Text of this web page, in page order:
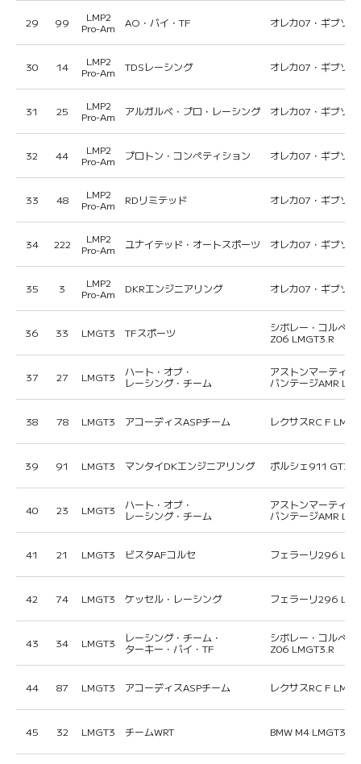
29 99
LMP2
Pro-Am
AO・バイ・TF オレカ07・ギブソン
30 14
LMP2
Pro-Am
TDSレーシング オレカ07・ギブソン
31 25
LMP2
Pro-Am
アルガルベ・プロ・レーシング オレカ07・ギブソン
32 44
LMP2
Pro-Am
プロトン・コンペティション オレカ07・ギブソン
33 48
LMP2
Pro-Am
RDリミテッド オレカ07・ギブソン
34 222
LMP2
Pro-Am
ユナイテッド・オートスポーツ オレカ07・ギブソン
35 3
LMP2
Pro-Am
DKRエンジニアリング オレカ07・ギブソン
36 33 LMGT3 TFスポーツ
シボレー・コルベッ
Z06 LMGT3.R
37 27 LMGT3
ハート・オブ・
レーシング・チーム
アストンマーティン
バンテージAMR
38 78 LMGT3 アコーディスASPチーム レクサスRC F
39 91 LMGT3 マンタイDKエンジニアリング ポルシェ911 GT3
40 23 LMGT3
ハート・オブ・
レーシング・チーム
アストンマーティン
バンテージAMR
41 21 LMGT3 ビスタAFコルセ フェラーリ296
42 74 LMGT3 ケッセル・レーシング フェラーリ296
43 34 LMGT3
レーシング・チーム・
ターキー・バイ・TF
シボレー・コルベッ
Z06 LMGT3.R
44 87 LMGT3 アコーディスASPチーム レクサスRC F
45 32 LMGT3 チームWRT BMW M4 LMGT3エ